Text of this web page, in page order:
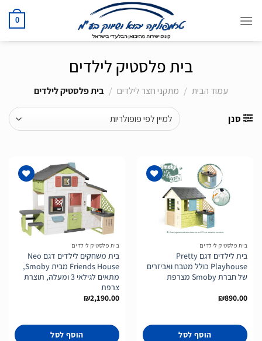
0
בית פלסטיק לילדים
עמוד הבית / מתקני חצר לילדים / בית פלסטיק לילדים
סנן
בית פלסטיק לילדים
בית לילדים דגם Pretty
Playhouse כולל מטבח ואביזרים
של חברת Smoby מצרפת
₪890.00
הוסף לסל
הוסף
לרשימת
המשאלות
בית פלסטיק לילדים
בית משחקים לילדים דגם Neo
Friends House מבית Smoby,
מתאים לגילאי 3 ומעלה, תוצרת
צרפת
₪2,190.00
הוסף לסל